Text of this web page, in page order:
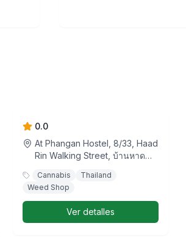
0.0
At Phangan Hostel, 8/33, Haad
Rin Walking Street, บ้านหาด
จังหวัดสุราษฎร์ธานี, 84320,
ประเทศไทย
Cannabis
Thailand
Weed Shop
Ver detalles